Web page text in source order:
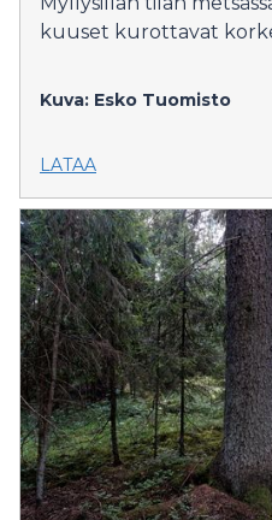
kuuset kurottavat
Kuva: Esko Tuomisto
LATAA